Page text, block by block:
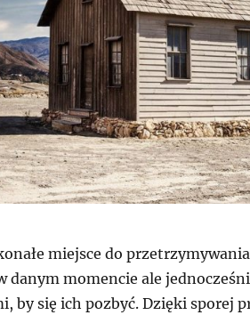
miejsce do
danym momencie ale
by się ich pozbyć. Dzięki sporej